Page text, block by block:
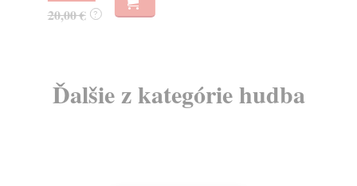
20,00 € ?
Ďalšie z kategórie hudba